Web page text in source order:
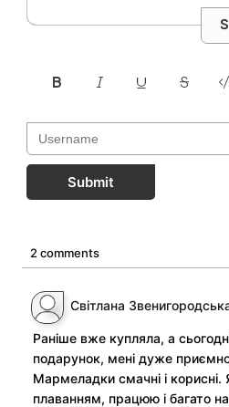
Submit
2 comments
Світлана
Раніше вже купляла, а
подарунок, мені дуже
Мармеладки смачні і корисні.
плаванням, працюю і багато